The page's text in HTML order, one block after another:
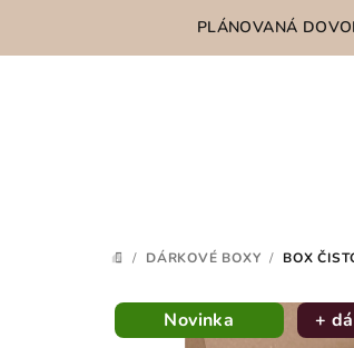
PLÁNOVANÁ
DOMŮ
/ DÁRKOVÉ BOXY / BOX
Novinka +